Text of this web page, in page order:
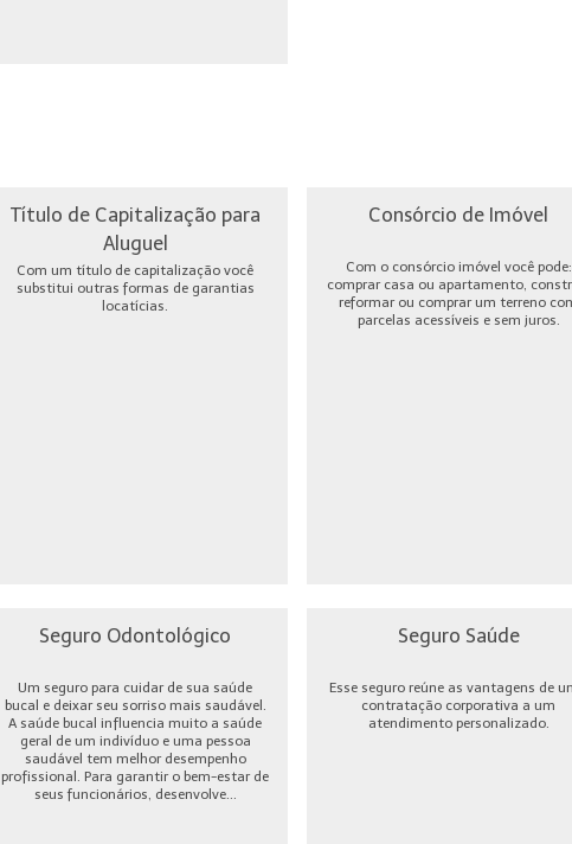
Título de Capitalização para
Aluguel
Com um título de capitalização você
substitui outras formas de garantias
locatícias.
Consórcio de Imóvel
Com o consórcio imóvel você pode:
comprar casa ou apartamento,
reformar ou comprar um terreno
parcelas acessíveis e sem juros.
Seguro Odontológico
Um seguro para cuidar de sua saúde
bucal e deixar seu sorriso mais saudável.
A saúde bucal influencia muito a saúde
geral de um indivíduo e uma pessoa
saudável tem melhor desempenho
profissional. Para garantir o bem-estar de
seus funcionários, desenvolve...
Seguro Saúde
Esse seguro reúne as vantagens de
contratação corporativa a um
atendimento personalizado.